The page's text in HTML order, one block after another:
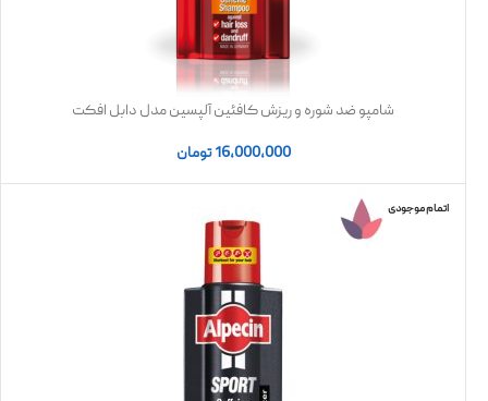
شامپو ضد شوره و ریزش کافئین آلپسین مدل دابل افکت
16,000,000تومان
اتمام موجودی